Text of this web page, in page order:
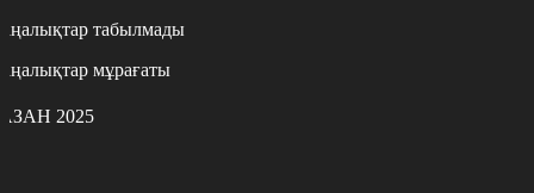
табылмады
мұрағаты
2025